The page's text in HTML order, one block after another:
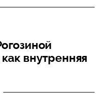
внутренняя